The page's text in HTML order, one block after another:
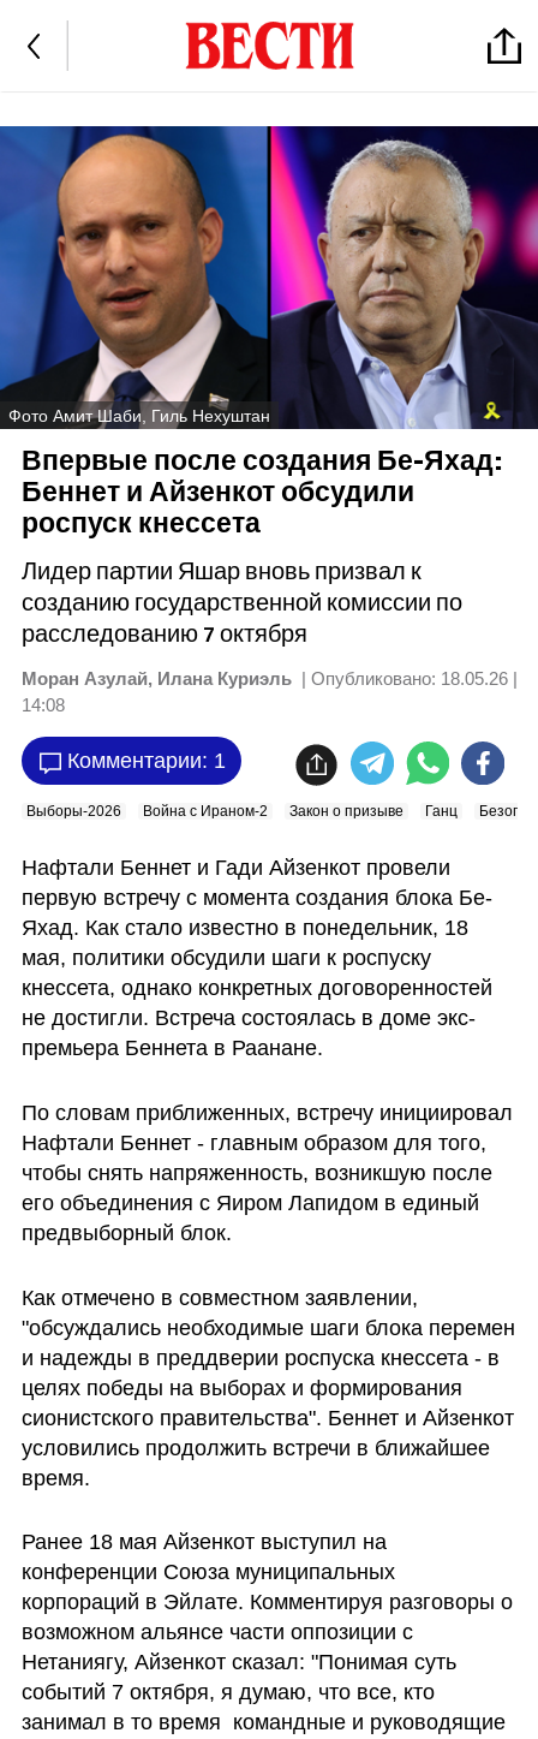
Фото Амит Шаби, Гиль Нехуштан
Впервые после создания Бе-Яхад:
Беннет и Айзенкот обсудили
роспуск кнессета
Лидер партии Яшар вновь призвал к
созданию государственной комиссии по
расследованию 7 октября
Моран Азулай, Илана Куриэль | Опубликовано: 18.05.26 |
14:08
Комментарии: 1
Выборы-2026 Война с Ираном-2 Закон о призыве Ганц
Нафтали Беннет и Гади Айзенкот провели
первую встречу с момента создания блока Бе-
Яхад. Как стало известно в понедельник, 18
мая, политики обсудили шаги к роспуску
кнессета, однако конкретных договоренностей
не достигли. Встреча состоялась в доме экс-
премьера Беннета в Раанане.
По словам приближенных, встречу инициировал
Нафтали Беннет - главным образом для того,
чтобы снять напряженность, возникшую после
его объединения с Яиром Лапидом в единый
предвыборный блок.
Как отмечено в совместном заявлении,
"обсуждались необходимые шаги блока перемен
и надежды в преддверии роспуска кнессета - в
целях победы на выборах и формирования
сионистского правительства". Беннет и Айзенкот
условились продолжить встречи в ближайшее
время.
Ранее 18 мая Айзенкот выступил на
конференции Союза муниципальных
корпораций в Эйлате. Комментируя разговоры о
возможном альянсе части оппозиции с
Нетаниягу, Айзенкот сказал: "Понимая суть
событий 7 октября, я думаю, что все, кто
занимал в то время  командные и руководящие